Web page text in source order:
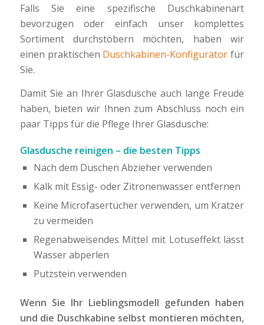
Falls Sie eine spezifische Duschkabinenart
bevorzugen oder einfach unser komplettes
Sortiment durchstöbern möchten, haben wir
einen praktischen Duschkabinen-Konfigurator für
Sie.
Damit Sie an Ihrer Glasdusche auch lange Freude
haben, bieten wir Ihnen zum Abschluss noch ein
paar Tipps für die Pflege Ihrer Glasdusche:
Glasdusche reinigen – die besten Tipps
Nach dem Duschen Abzieher verwenden
Kalk mit Essig- oder Zitronenwasser entfernen
Keine Microfasertücher verwenden, um Kratzer
zu vermeiden
Regenabweisendes Mittel mit Lotuseffekt lässt
Wasser abperlen
Putzstein verwenden
Wenn Sie Ihr Lieblingsmodell gefunden haben
und die Duschkabine selbst montieren möchten,